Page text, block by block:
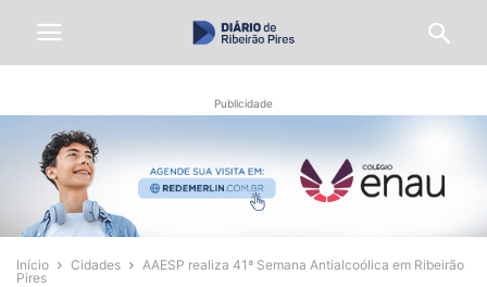
Publicidade
Início Cidades
AAESP realiza 41ª Semana Antialcoólica em Ribeirão
Pires